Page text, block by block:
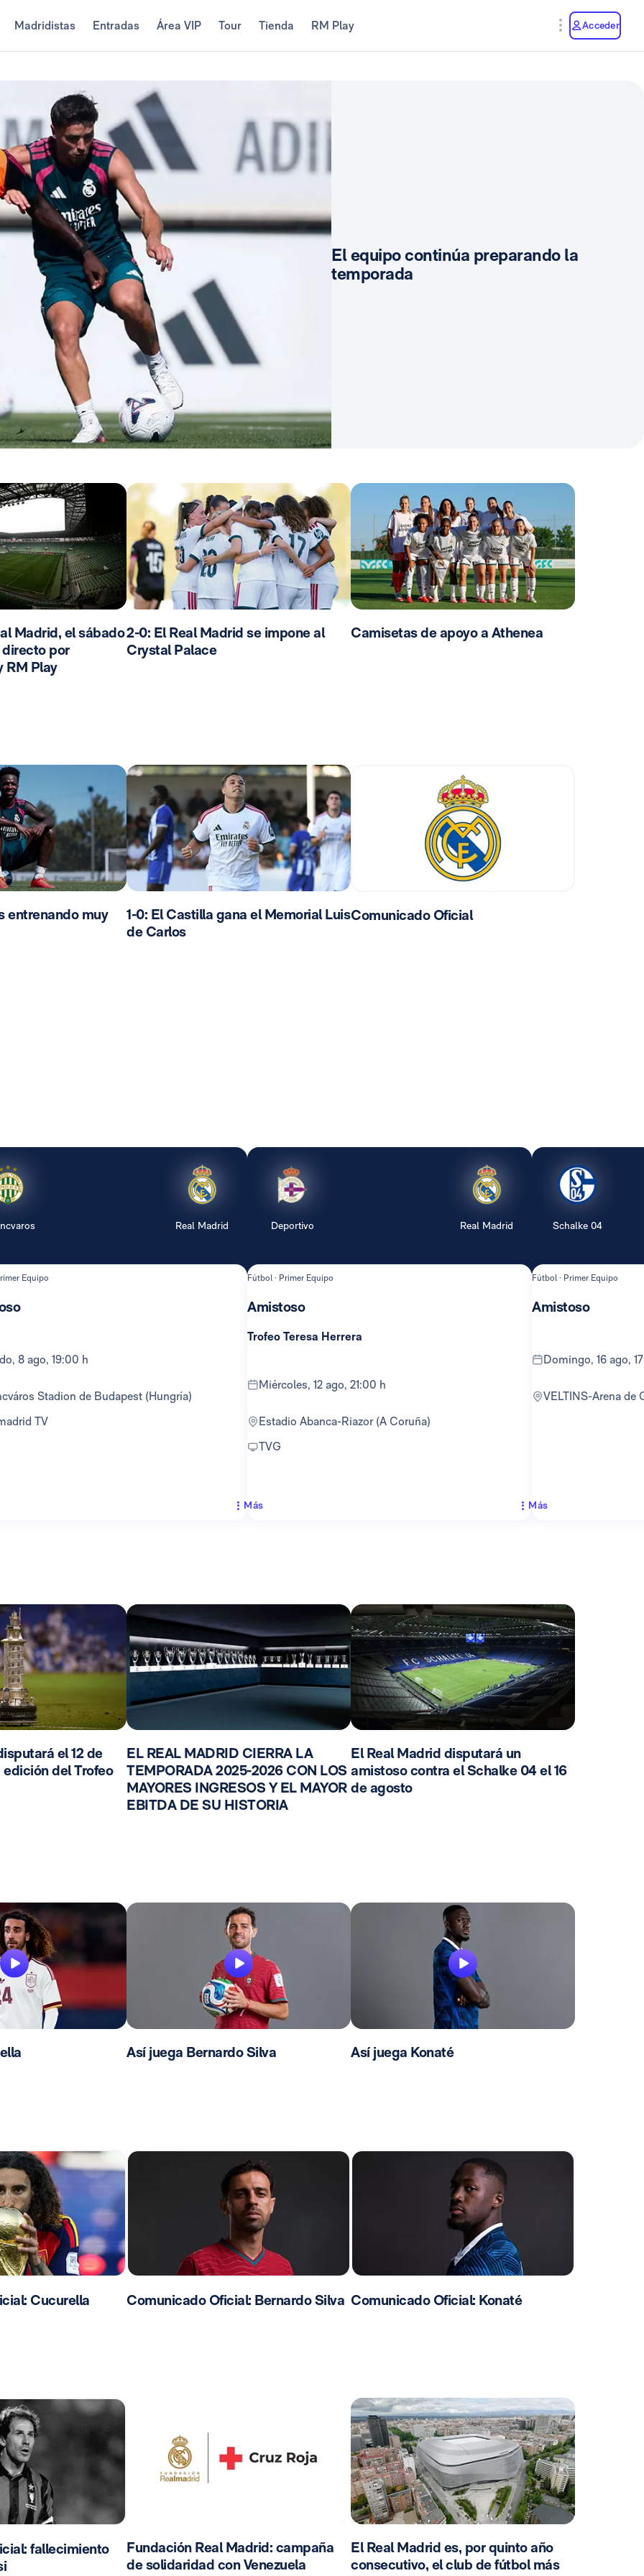
Madridistas Entradas Área VIP Tour Tienda RM Play Acceder
El equipo continúa preparando la
temporada
Madrid, el sábado
directo por
RM Play
2-0: El Real Madrid se impone al
Crystal Palace
Camisetas de apoyo a Athenea
entrenando muy
1-0: El Castilla gana el Memorial Luis
de Carlos
Comunicado Oficial
Real Madrid
Equipo
8 ago, 19:00 h
Stadion de Budapest (Hungría)
TV
Deportivo Real Madrid
Fútbol · Primer Equipo
Amistoso
Trofeo Teresa Herrera
miércoles, 12 ago, 21:00 h
Estadio Abanca-Riazor (A Coruña)
TVG
Más
Schalke 04
Fútbol · Primer Equipo
Amistoso
domingo, 16 ago,
VELTINS-Arena
Más
el 12 de
del Trofeo
EL REAL MADRID CIERRA LA
TEMPORADA 2025-2026 CON LOS
MAYORES INGRESOS Y EL MAYOR
EBITDA DE SU HISTORIA
El Real Madrid disputará un
amistoso contra el Schalke 04 el 16
de agosto
Así juega Bernardo Silva Así juega Konaté
Cucurella Comunicado Oficial: Bernardo Silva Comunicado Oficial: Konaté
fallecimiento
Fundación Real Madrid: campaña
de solidaridad con Venezuela
El Real Madrid es, por quinto año
consecutivo, el club de fútbol más